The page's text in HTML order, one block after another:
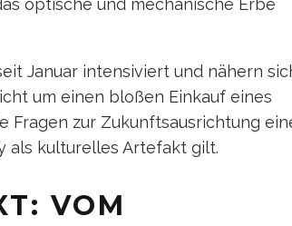
optische und mechanische Erbe
Januar intensiviert und nähern
um einen bloßen Einkauf eines
Fragen zur Zukunftsausrichtung
als kulturelles Artefakt gilt.
VOM